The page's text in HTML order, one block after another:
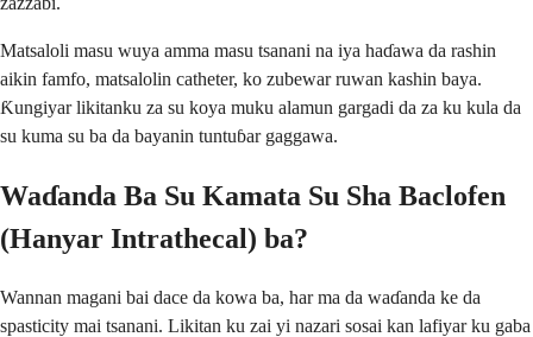
Matsaloli masu wuya amma masu tsanani na iya haɗawa da rashin
aikin famfo, matsalolin catheter, ko zubewar ruwan kashin baya.
Ƙungiyar likitanku za su koya muku alamun gargadi da za ku kula da
su kuma su ba da bayanin tuntuɓar gaggawa.
Waɗanda Ba Su Kamata Su Sha Baclofen
(Hanyar Intrathecal) ba?
Wannan magani bai dace da kowa ba, har ma da waɗanda ke da
spasticity mai tsanani. Likitan ku zai yi nazari sosai kan lafiyar ku gaba